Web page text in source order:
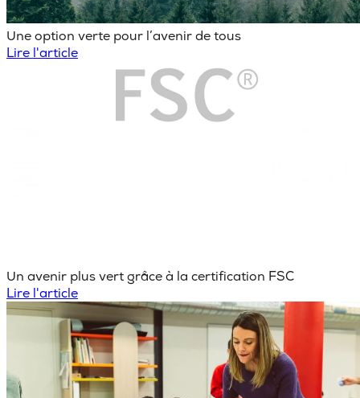
Une option verte pour l’avenir de tous
Lire l'article
Un avenir plus vert grâce à la certification FSC
Lire l'article